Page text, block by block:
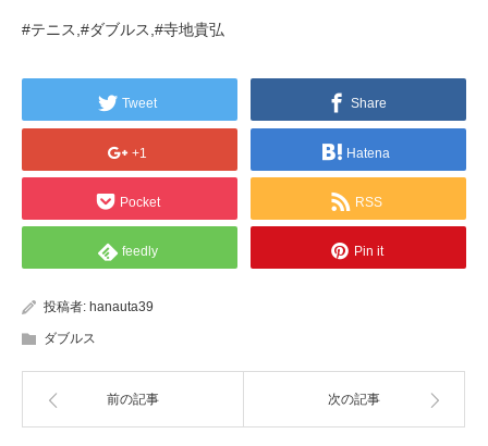
#テニス,#ダブルス,#寺地貴弘
Tweet Share
+1 Hatena
Pocket RSS
feedly Pin it
投稿者: hanauta39
ダブルス
前の記事 次の記事